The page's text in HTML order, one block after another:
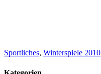
Sportliches, Winterspiele 2010